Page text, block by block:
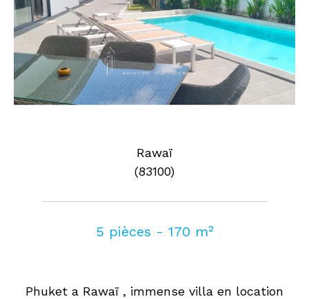
Rawaï
(83100)
5 pièces - 170 m²
Phuket a Rawaï , immense villa en location